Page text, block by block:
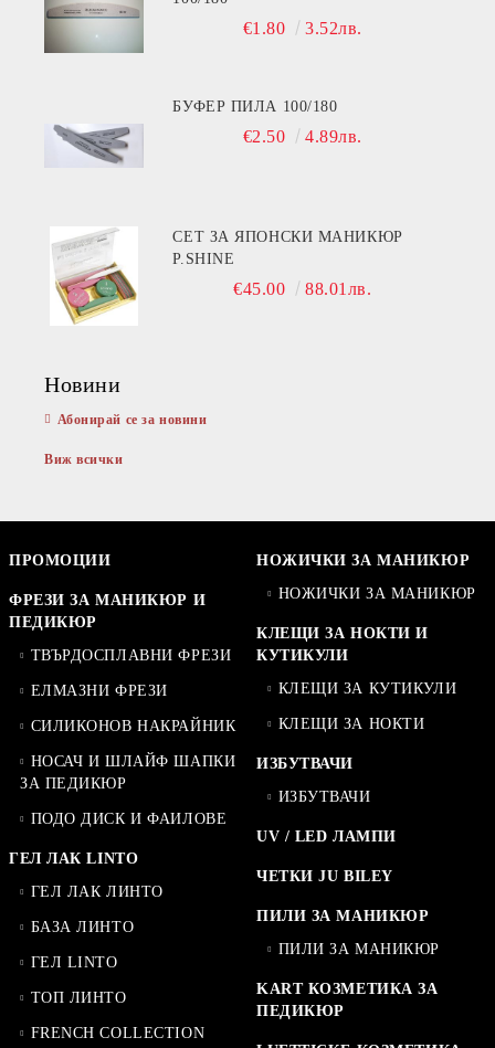
€1.80 3.52лв.
БУФЕР ПИЛА 100/180
€2.50 4.89лв.
СЕТ ЗА ЯПОНСКИ МАНИКЮР
P.SHINE
€45.00 88.01лв.
Новини
Абонирай се за новини
Виж всички
ПРОМОЦИИ
ФРЕЗИ ЗА МАНИКЮР И
ПЕДИКЮР
ТВЪРДОСПЛАВНИ ФРЕЗИ
ЕЛМАЗНИ ФРЕЗИ
СИЛИКОНОВ НАКРАЙНИК
НОСАЧ И ШЛАЙФ ШАПКИ
ЗА ПЕДИКЮР
ПОДО ДИСК И ФАИЛОВЕ
ГЕЛ ЛАК LINTO
ГЕЛ ЛАК ЛИНТО
БАЗА ЛИНТО
ГЕЛ LINTO
ТОП ЛИНТО
FRENCH COLLECTION
НОЖИЧКИ ЗА МАНИКЮР
НОЖИЧКИ ЗА МАНИКЮР
КЛЕЩИ ЗА НОКТИ И
КУТИКУЛИ
КЛЕЩИ ЗА КУТИКУЛИ
КЛЕЩИ ЗА НОКТИ
ИЗБУТВАЧИ
ИЗБУТВАЧИ
UV / LED ЛАМПИ
ЧЕТКИ JU BILEY
ПИЛИ ЗА МАНИКЮР
ПИЛИ ЗА МАНИКЮР
KART КОЗМЕТИКА ЗА
ПЕДИКЮР